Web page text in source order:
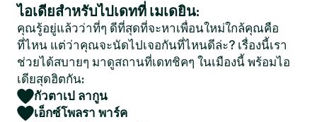
ไอเดียสำหรับไปเดทที่ เมเดยิน:
คุณรู้อยู่แล้วว่าที่ๆ ดีที่สุดที่จะหาเพื่อนใหม่ใกล้คุณคือ
ที่ไหน แต่ว่าคุณจะนัดไปเจอกันที่ไหนดีล่ะ? เรื่องนี้เรา
ช่วยได้สบายๆ มาดูสถานที่เดทชิคๆ ในเมืองนี้ พร้อมไอ
เดียสุดฮิตกัน:
กัวตาเป ลากูน
เอ็กซ์โพลรา พาร์ค